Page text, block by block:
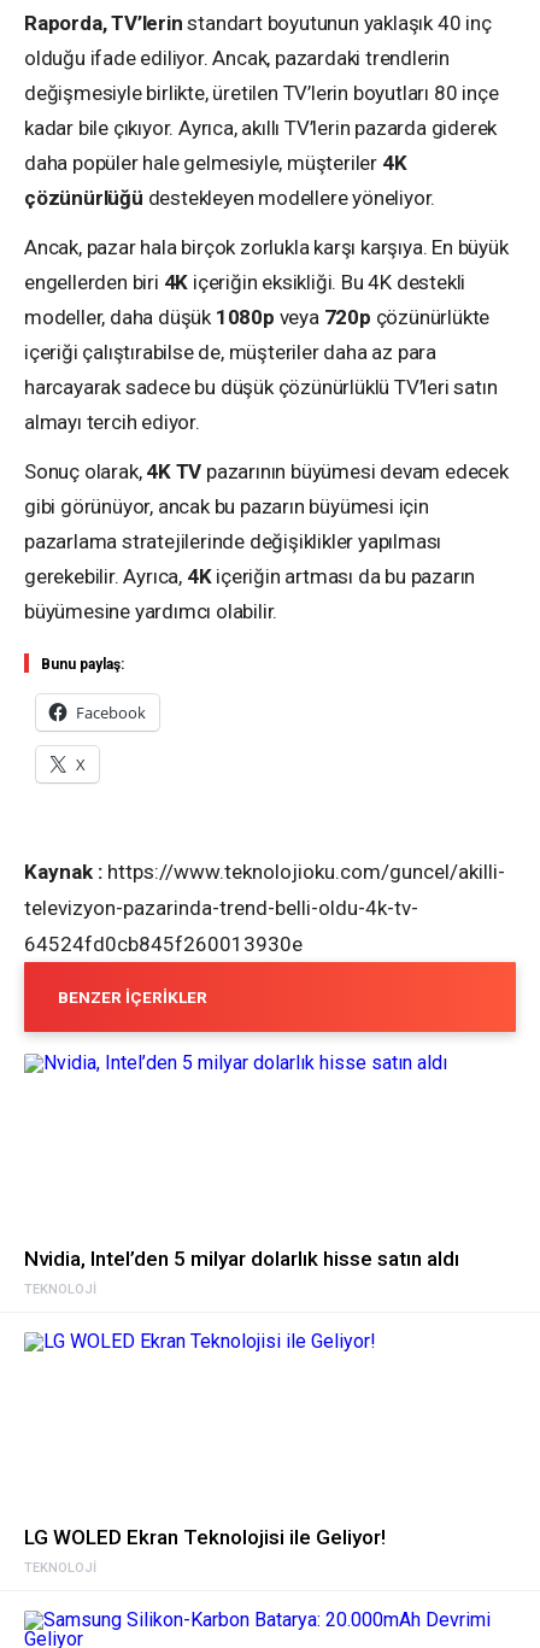
Raporda, TV’lerin standart boyutunun yaklaşık 40 inç
olduğu ifade ediliyor. Ancak, pazardaki trendlerin
değişmesiyle birlikte, üretilen TV’lerin boyutları 80 inçe
kadar bile çıkıyor. Ayrıca, akıllı TV’lerin pazarda giderek
daha popüler hale gelmesiyle, müşteriler 4K
çözünürlüğü destekleyen modellere yöneliyor.
Ancak, pazar hala birçok zorlukla karşı karşıya. En büyük
engellerden biri 4K içeriğin eksikliği. Bu 4K destekli
modeller, daha düşük 1080p veya 720p çözünürlükte
içeriği çalıştırabilse de, müşteriler daha az para
harcayarak sadece bu düşük çözünürlüklü TV’leri satın
almayı tercih ediyor.
Sonuç olarak, 4K TV pazarının büyümesi devam edecek
gibi görünüyor, ancak bu pazarın büyümesi için
pazarlama stratejilerinde değişiklikler yapılması
gerekebilir. Ayrıca, 4Kiçeriğin artması da bu pazarın
büyümesine yardımcı olabilir.
Bunu paylaş:
Facebook
X
Kaynak : https://www.teknolojioku.com/guncel/akilli-
televizyon-pazarinda-trend-belli-oldu-4k-tv-
64524fd0cb845f260013930e
BENZER İÇERIKLER
TEKNOLOJI
Nvidia, Intel’den 5 milyar dolarlık hisse satın aldı
TEKNOLOJI
LG WOLED Ekran Teknolojisi ile Geliyor!